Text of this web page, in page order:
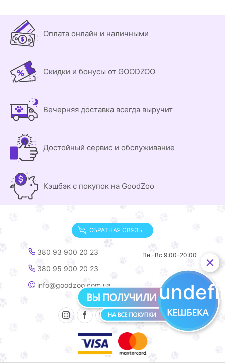
Оплата онлайн и наличными
Скидки и бонусы от GOODZOO
Вечерняя доставка всегда выручит
Достойный сервис и обслуживание
Кэшбэк с покупок на GoodZoo
ОБРАТНАЯ СВЯЗЬ
380 93 900 20 23
380 95 900 20 23
info@goodzoo.com.ua
Пн.-Вс.9:00-20:00